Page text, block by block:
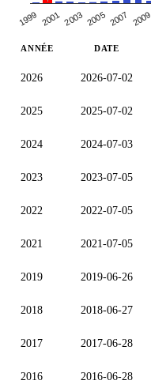
1999 2001 2003 2005 2007 2009
ANNÉE DATE
2026 2026-07-02
2025 2025-07-02
2024 2024-07-03
2023 2023-07-05
2022 2022-07-05
2021 2021-07-05
2019 2019-06-26
2018 2018-06-27
2017 2017-06-28
2016 2016-06-28